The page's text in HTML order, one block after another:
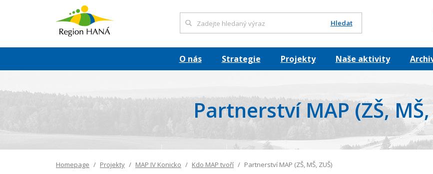
Hledat
O nás Strategie Projekty Naše aktivity
Partnerství MAP (ZŠ, MŠ,
Homepage Projekty MAP IV Konicko Kdo MAP tvoří Partnerství MAP (ZŠ, MŠ, ZUŠ)